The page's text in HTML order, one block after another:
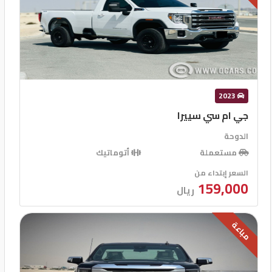
2023
جي ام سي سييرا
الدوحة
مستعملة
أتوماتيك
السعر إبتداء من
159,000 ريال
مباعة